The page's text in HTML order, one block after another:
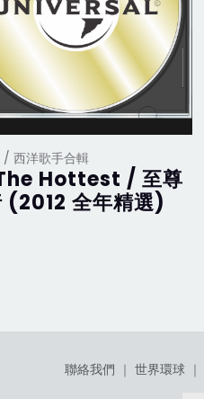
西洋歌手合輯
Hottest / 至尊
(2012 全年精選)
聯絡我們 ｜ 世界環球｜